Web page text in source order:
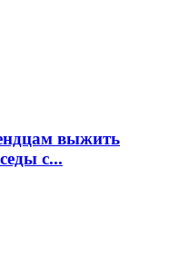
выжить
с...